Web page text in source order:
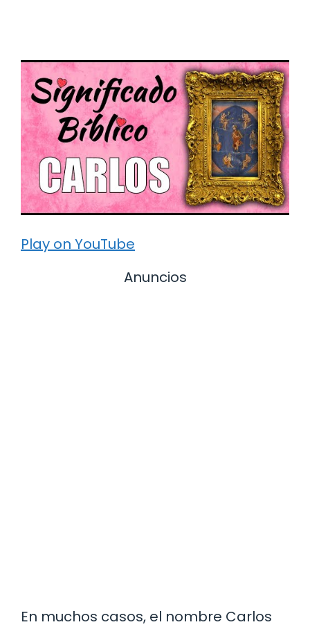
Play on YouTube
Anuncios
En muchos casos, el nombre Carlos